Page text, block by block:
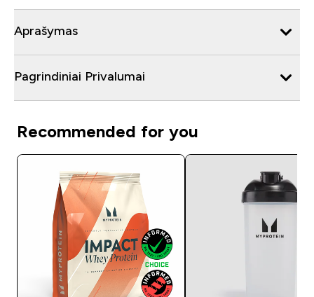
Aprašymas
Pagrindiniai Privalumai
Recommended for you